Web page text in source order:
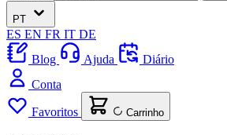
PT
ES EN FR IT DE
Blog
Ajuda
Diário
Conta
Favoritos Carrinho